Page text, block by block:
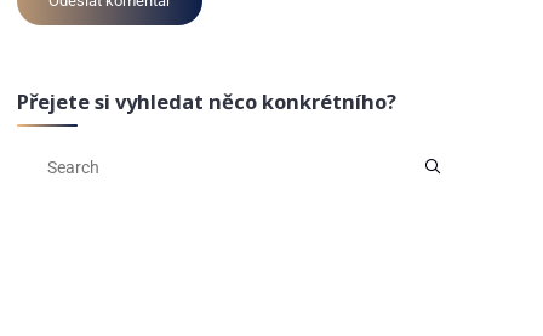
Přejete si vyhledat něco konkrétního?